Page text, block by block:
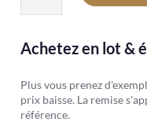
Pyrite
fer
Achetez en lot &
Plus vous prenez
prix baisse. La remise
référence.